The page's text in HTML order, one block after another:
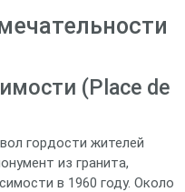
(Place de
гордости жителей
из гранита,
в 1960 году. Около